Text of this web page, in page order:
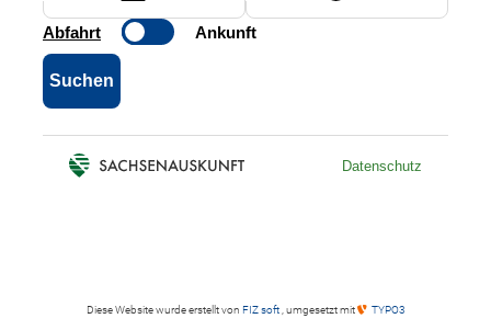
Diese Website wurde erstellt von FIZ soft , umgesetzt mit TYPO3